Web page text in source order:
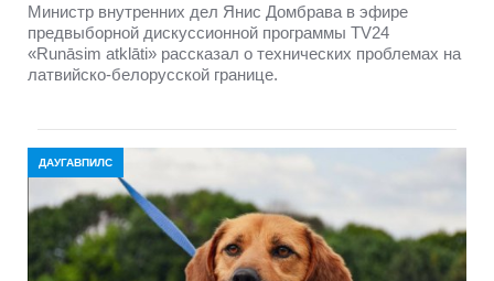
Министр внутренних дел Янис Домбрава в эфире
предвыборной дискуссионной программы TV24
«Runāsim atklāti» рассказал о технических проблемах на
латвийско-белорусской границе.
ДАУГАВПИЛС